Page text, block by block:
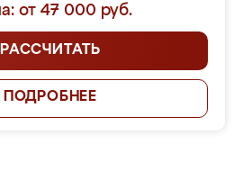
от 47 000 руб.
РАССЧИТАТЬ
ПОДРОБНЕЕ